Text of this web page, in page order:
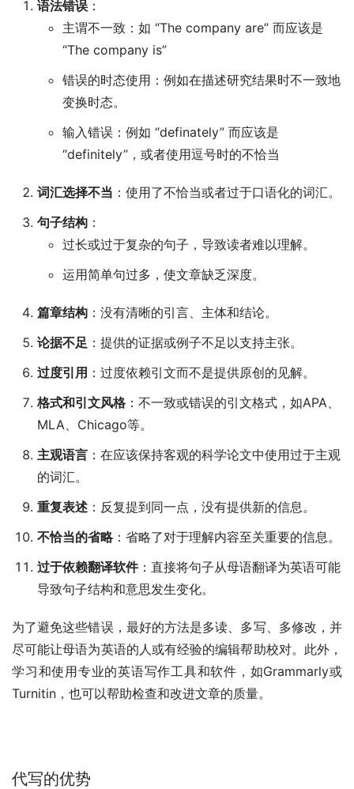
语法错误 ：
主谓不一致：如 “The company are” 而应该是
“The company is”
错误的时态使用：例如在描述研究结果时不一致地
变换时态。
输入错误：例如 “definately” 而应该是
“definitely”，或者使用逗号时的不恰当
词汇选择不当 ：使用了不恰当或者过于口语化的词汇。
句子结构 ：
过长或过于复杂的句子，导致读者难以理解。
运用简单句过多，使文章缺乏深度。
篇章结构 ：没有清晰的引言、主体和结论。
论据不足 ：提供的证据或例子不足以支持主张。
过度引用 ：过度依赖引文而不是提供原创的见解。
格式和引文风格 ：不一致或错误的引文格式，如APA、
MLA、Chicago等。
主观语言 ：在应该保持客观的科学论文中使用过于主观
的词汇。
重复表述 ：反复提到同一点，没有提供新的信息。
不恰当的省略：省略了对于理解内容至关重要的信息。
过于依赖翻译软件：直接将句子从母语翻译为英语可能
导致句子结构和意思发生变化。
为了避免这些错误，最好的方法是多读、多写、多修改，并
尽可能让母语为英语的人或有经验的编辑帮助校对。此外，
学习和使用专业的英语写作工具和软件，如Grammarly或
Turnitin，也可以帮助检查和改进文章的质量。
代写的优势